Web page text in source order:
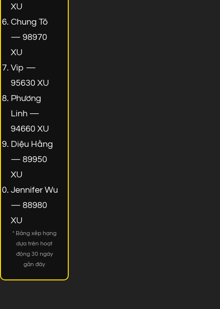
XU
Chung Tô
— 98970
XU
Vip —
95630 XU
Phương
Linh —
94660 XU
Diệu Hằng
— 89950
XU
Jennifer Wu
— 88980
XU
* Bảng xếp hạng
dựa trên hoạt
động 30 ngày
gần đây